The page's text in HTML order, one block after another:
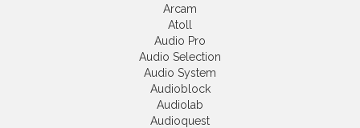
Arcam
Atoll
Audio Pro
Audio Selection
Audio System
Audioblock
Audiolab
Audioquest